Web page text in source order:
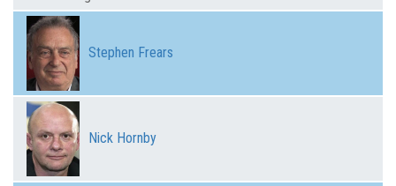
Stephen Frears
Nick Hornby